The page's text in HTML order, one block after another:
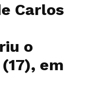
Carlos
o
em